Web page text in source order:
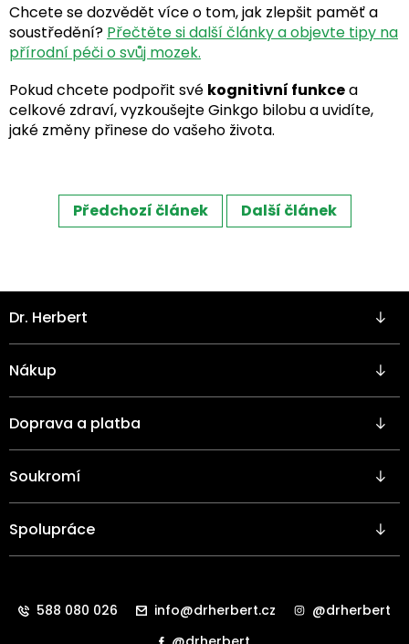
Chcete se dozvědět více o tom, jak zlepšit paměť a
soustředění? Přečtěte si další články a objevte tipy na
přírodní péči o svůj mozek.
Pokud chcete podpořit své kognitivní funkcea
celkové zdraví, vyzkoušejte Ginkgo bilobu a uvidíte,
jaké změny přinese do vašeho života.
Předchozí článek Další článek
á
p
a
Dr. Herbert
Nákup
Doprava a platba
Soukromí
Spolupráce
588 080 026 info@drherbert.cz
@drherbert